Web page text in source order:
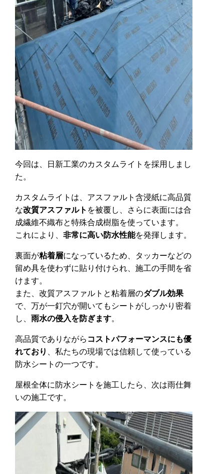
今回は、日新工業のカスタムライトを採用しまし
た。
カスタムライトは、アスファルト含浸紙に高品質
な改質アスファルト を被覆し、さらに表面には合
成繊維不織布と特殊合成樹脂を使っています。
これにより、 非常に高い防水性能を発揮します。
裏面が粘着層になっているため、タッカーなどの
留め具を使わずに貼り付けられ、施工の手間を省
けます。
また、改質アスファルトと粘着層のダブル効果
で、万が一釘穴が開いてもシートがしっかり密着
し、 雨水の侵入を防ぎます。
高品質でありながら コストパフォーマンスにも優
れており 、私たちの現場では信頼して使っている
防水シートの一つです。
屋根全体に防水シートを施工したら、次は雨仕舞
いの施工です。